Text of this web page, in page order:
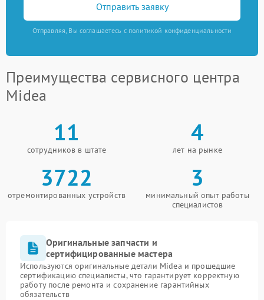
Отправить заявку
Отправляя, Вы соглашаетесь с политикой конфиденциальности
Преимущества сервисного центра
Midea
11
сотрудников в штате
4
лет на рынке
3722
отремонтированных устройств
3
минимальный опыт работы
специалистов
Оригинальные запчасти и
сертифицированные мастера
Используются оригинальные детали Midea и прошедшие
сертификацию специалисты, что гарантирует корректную
работу после ремонта и сохранение гарантийных
обязательств